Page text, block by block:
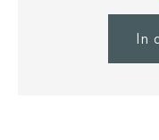
In